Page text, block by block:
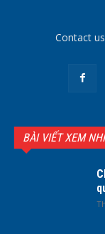
Contact
BÀI VIẾT XEM